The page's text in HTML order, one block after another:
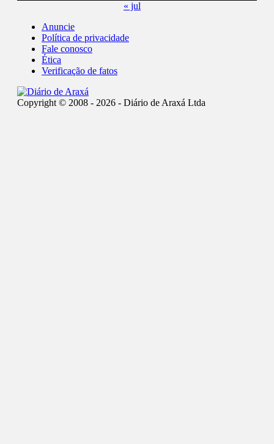
« jul
Anuncie
Política de privacidade
Fale conosco
Ética
Verificação de fatos
Copyright © 2008 - 2026 - Diário de Araxá Ltda